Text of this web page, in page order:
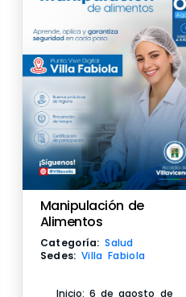
Manipulación de
Alimentos
Categoría:Salud
Sedes:Villa Fabiola
Inicio: 6 de agosto de